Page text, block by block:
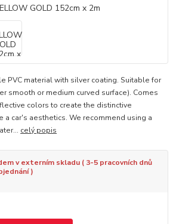
PVC material with silver coating. Suitable for
smooth or medium curved surface). Comes
colors to create the distinctive
a car's aesthetics. We recommend using a
celý popis
v externím skladu ( 3-5 pracovních dnů
)